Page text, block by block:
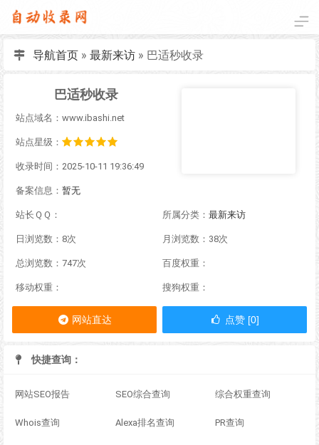
导航首页» 最新来访» 巴适秒收录
巴适秒收录
站点域名：www.ibashi.net
站点星级：
收录时间：2025-10-11 19:36:49
备案信息： 暂无
站长ＱＱ： 所属分类： 最新来访
日浏览数：8次 月浏览数：38次
总浏览数：747次 百度权重：
移动权重： 搜狗权重：
网站直达 点赞 [0]
快捷查询：
网站SEO报告 SEO综合查询 综合权重查询
Whois查询 Alexa排名查询 PR查询